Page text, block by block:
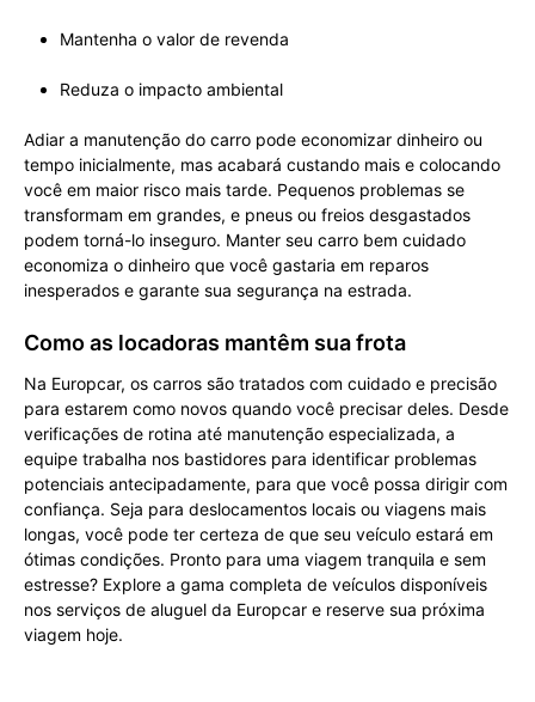
Mantenha o valor de revenda
Reduza o impacto ambiental
Adiar a manutenção do carro pode economizar dinheiro ou
tempo inicialmente, mas acabará custando mais e colocando
você em maior risco mais tarde. Pequenos problemas se
transformam em grandes, e pneus ou freios desgastados
podem torná-lo inseguro. Manter seu carro bem cuidado
economiza o dinheiro que você gastaria em reparos
inesperados e garante sua segurança na estrada.
Como as locadoras mantêm sua frota
Na Europcar, os carros são tratados com cuidado e precisão
para estarem como novos quando você precisar deles. Desde
verificações de rotina até manutenção especializada, a
equipe trabalha nos bastidores para identificar problemas
potenciais antecipadamente, para que você possa dirigir com
confiança. Seja para deslocamentos locais ou viagens mais
longas, você pode ter certeza de que seu veículo estará em
ótimas condições. Pronto para uma viagem tranquila e sem
estresse? Explore a gama completa de veículos disponíveis
nos serviços de aluguel da Europcar e reserve sua próxima
viagem hoje.